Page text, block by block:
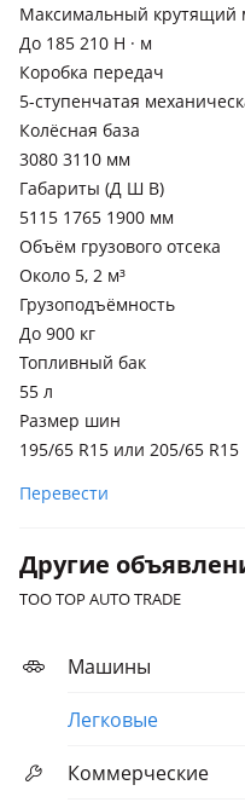
Максимальный крутящий
До 185 210 Н · м
Коробка передач
5-ступенчатая
Колёсная база
3080 3110 мм
Габариты (Д Ш В)
5115 1765 1900 мм
Объём грузового отсека
Около 5, 2 м³
Грузоподъёмность
До 900 кг
Топливный бак
55 л
Размер шин
195/65 R15 или 205/65 R15
Перевести
Другие
TOO TOP AUTO TRADE
Машины
Легковые
Коммерческие